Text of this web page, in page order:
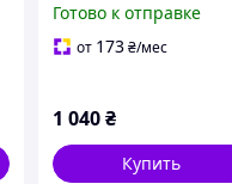
туристические для
спортивной ходьбы
Готово к отправке
от 173 ₴/мес
1 040 ₴
Купить